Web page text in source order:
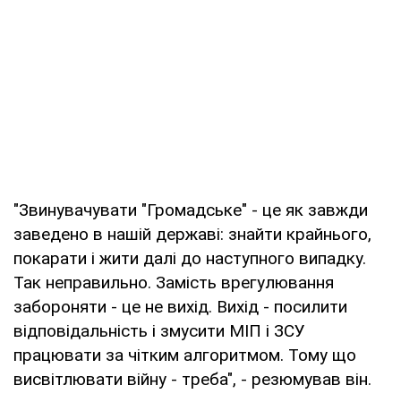
"Звинувачувати "Громадське" - це як завжди
заведено в нашій державі: знайти крайнього,
покарати і жити далі до наступного випадку.
Так неправильно. Замість врегулювання
забороняти - це не вихід. Вихід - посилити
відповідальність і змусити МІП і ЗСУ
працювати за чітким алгоритмом. Тому що
висвітлювати війну - треба", - резюмував він.